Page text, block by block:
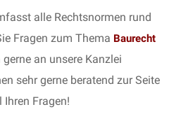
alle Rechtsnormen rund
Fragen zum Thema Baurecht
an unsere Kanzlei
sehr gerne beratend zur Seite
Fragen!